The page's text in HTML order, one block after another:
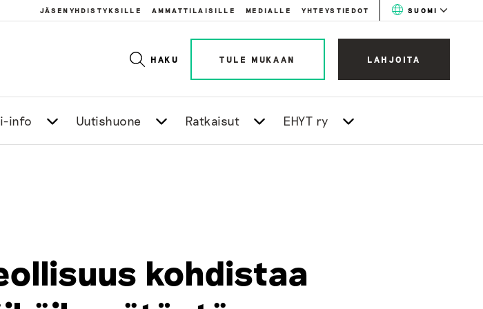
JÄSENYHDISTYKSILLE AMMATTILAISILLE MEDIALLE YHTEYSTIEDOT SUOMI
HAKU TULE MUKAAN LAHJOITA
info Uutishuone Ratkaisut EHYT ry
kohdistaa